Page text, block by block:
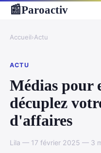
📰Paroactiv
Accueil›Actu
ACTU
Médias pour
décuplez
d'affaires
Lila — 17 février 2025 — 3